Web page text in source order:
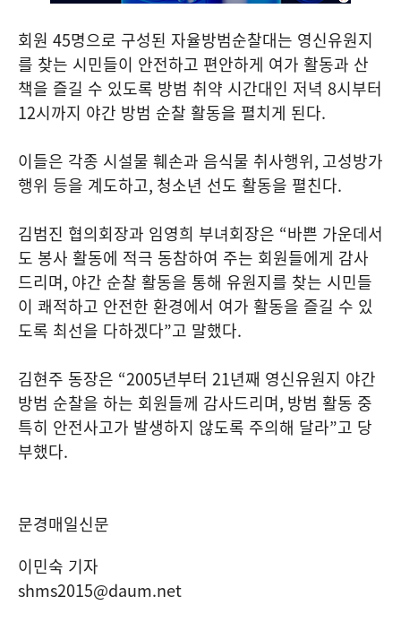
회원 45명으로 구성된 자율방범순찰대는 영신유원지
를 찾는 시민들이 안전하고 편안하게 여가 활동과 산
책을 즐길 수 있도록 방범 취약 시간대인 저녁 8시부터
12시까지 야간 방범 순찰 활동을 펼치게 된다.
이들은 각종 시설물 훼손과 음식물 취사행위, 고성방가
행위 등을 계도하고, 청소년 선도 활동을 펼친다.
김범진 협의회장과 임영희 부녀회장은 “바쁜 가운데서
도 봉사 활동에 적극 동참하여 주는 회원들에게 감사
드리며, 야간 순찰 활동을 통해 유원지를 찾는 시민들
이 쾌적하고 안전한 환경에서 여가 활동을 즐길 수 있
도록 최선을 다하겠다”고 말했다.
김현주 동장은 “2005년부터 21년째 영신유원지 야간
방범 순찰을 하는 회원들께 감사드리며, 방범 활동 중
특히 안전사고가 발생하지 않도록 주의해 달라”고 당
부했다.
문경매일신문
이민숙 기자
shms2015@daum.net